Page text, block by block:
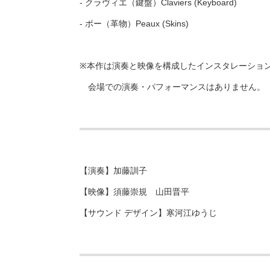
- クラヴィエ（鍵盤）Claviers (Keyboard)
- ポー（革物）Peaux (Skins)
※本作は演奏と映像を構成したインスタレーショ
会場での演奏・パフォーマンスはありません。
【演奏】加藤訓子
【映像】須藤崇規 山田晋平
【サウンド デザイン】寒河江ゆうじ